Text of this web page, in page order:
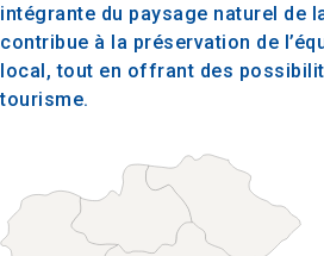
intégrante du paysage naturel de
contribue à la préservation de
local, tout en offrant des
tourisme.